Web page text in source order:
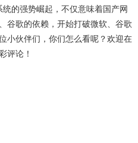
的强势崛起，不仅意味着国产网
谷歌的依赖，开始打破微软、谷歌
小伙伴们，你们怎么看呢？欢迎在
评论！